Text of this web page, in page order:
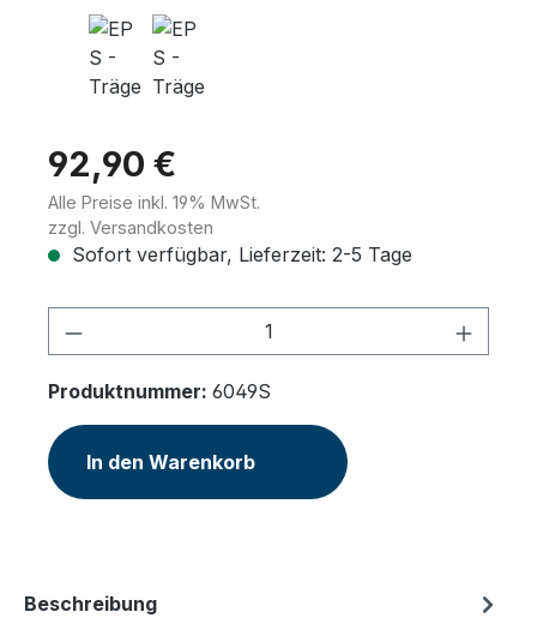
Sanitärkeramik
92,90 €
Alle Preise inkl. 19% MwSt.
zzgl. Versandkosten
Sofort verfügbar, Lieferzeit: 2-5 Tage
Produkt Anzahl: Gib den
Produktnummer: 6049S
In den Warenkorb
Beschreibung